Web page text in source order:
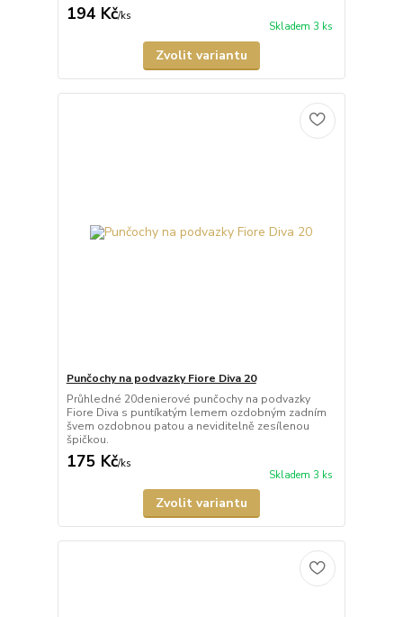
194 Kč/ks
Skladem 3 ks
Zvolit variantu
Punčochy na podvazky Fiore Diva 20
Průhledné 20denierové punčochy na podvazky
Fiore Diva s puntíkatým lemem ozdobným zadním
švem ozdobnou patou a neviditelně zesílenou
špičkou.
175 Kč/ks
Skladem 3 ks
Zvolit variantu